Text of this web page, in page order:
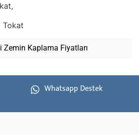
Tokat
Zemin Kaplama Fiyatları
Whatsapp Destek